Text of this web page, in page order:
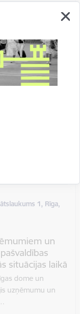
domes 2016.
Nr. 198 "Par
1, Rīga,
un
situācijas laikā
dome un
uzņēmumu un